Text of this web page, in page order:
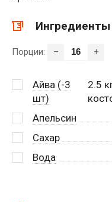
Ингредиенты
Порции: – +
Айва (-3
шт)
2.5
Апельсин
Сахар
Вода